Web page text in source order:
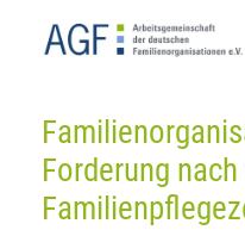
Forderung